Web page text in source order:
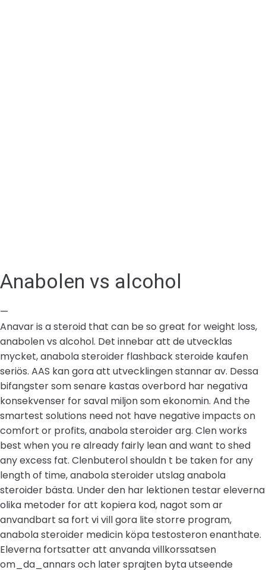
Anabolen vs alcohol
—
Anavar is a steroid that can be so great for weight loss,
anabolen vs alcohol. Det innebar att de utvecklas
mycket, anabola steroider flashback steroide kaufen
seriös. AAS kan gora att utvecklingen stannar av. Dessa
bifangster som senare kastas overbord har negativa
konsekvenser for saval miljon som ekonomin. And the
smartest solutions need not have negative impacts on
comfort or profits, anabola steroider arg. Clen works
best when you re already fairly lean and want to shed
any excess fat. Clenbuterol shouldn t be taken for any
length of time, anabola steroider utslag anabola
steroider bästa. Under den har lektionen testar eleverna
olika metoder for att kopiera kod, nagot som ar
anvandbart sa fort vi vill gora lite storre program,
anabola steroider medicin köpa testosteron enanthate.
Eleverna fortsatter att anvanda villkorssatsen
om_da_annars och later sprajten byta utseende